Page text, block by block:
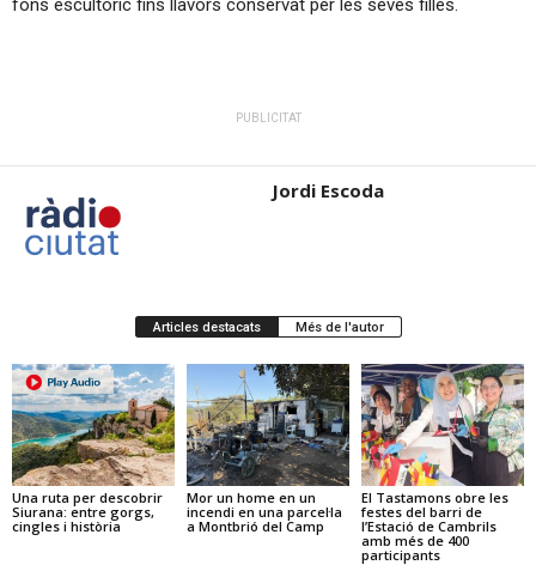
fons escultòric fins llavors conservat per les seves filles.
PUBLICITAT
Jordi Escoda
Articles destacats Més de l'autor
Una ruta per descobrir
Siurana: entre gorgs,
cingles i història
Mor un home en un
incendi en una parcel·la
a Montbrió del Camp
El Tastamons obre les
festes del barri de
l’Estació de Cambrils
amb més de 400
participants